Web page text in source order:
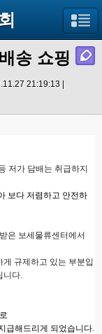
송 쇼핑
21:19:13 |
저가 담배는 취급하지
보다 저렴하고 안전하
은 보세물류센터에서
규제하고 있는 부분입
니다.
급해드리게 되었습니다.